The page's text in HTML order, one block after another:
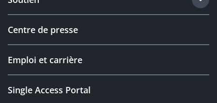
Centre de presse
Emploi et carrière
Single Access Portal